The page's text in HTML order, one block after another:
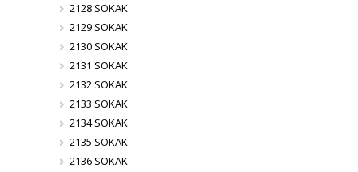
2128 SOKAK
2129 SOKAK
2130 SOKAK
2131 SOKAK
2132 SOKAK
2133 SOKAK
2134 SOKAK
2135 SOKAK
2136 SOKAK